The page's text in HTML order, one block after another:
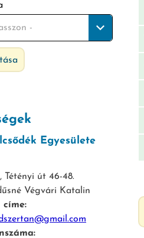
-
Egyesülete
Tétényi út 46-48.
Végvári Katalin
címe: